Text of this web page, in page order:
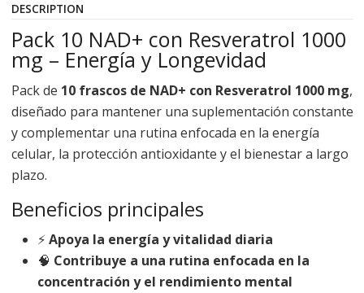
DESCRIPTION
Pack 10 NAD+ con Resveratrol 1000
mg – Energía y Longevidad
Pack de 10 frascos de NAD+ con Resveratrol 1000 mg,
diseñado para mantener una suplementación constante
y complementar una rutina enfocada en la energía
celular, la protección antioxidante y el bienestar a largo
plazo.
Beneficios principales
⚡Apoya la energía y vitalidad diaria
🧠 Contribuye a una rutina enfocada en la
concentración y el rendimiento mental